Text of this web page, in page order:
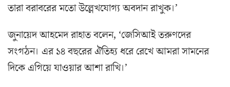
তারা বরাবরের মতো উল্লেখযোগ্য অবদান রাখুক।’
জুনায়েদ আহমেদ রাহাত বলেন, ‘জেসিআই তরুণদের
সংগঠন। এর ১৪ বছরের ঐতিহ্য ধরে রেখে আমরা সামনের
দিকে এগিয়ে যাওয়ার আশা রাখি।’